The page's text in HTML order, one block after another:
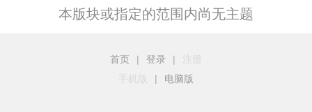
本版块或指定的范围内尚无主题
首页 | 登录 |
手机版
| 电脑版